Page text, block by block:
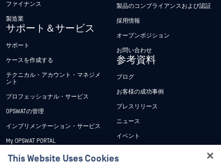
ファイナンス
製造業
サポート＆サービス
サポート
ケースを作成する
テクニカル・アカウント・マネジメ
ント
プロフェッショナル・サービス
OPSWATの管理
インプリメンテーション・サービス
My OPSWAT PORTAL
技術文書
製品のコンプライアンスおよび認証
採用情報
オープンポジション
お問い合わせ
参考資料
ブログ
お客様の成功事例
プレスリリース
ニュース
イベント
This Website Uses Cookies